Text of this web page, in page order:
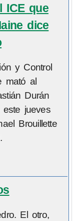
ICE que
dice
y Control
mató al
Durán
este jueves
Brouillette
El otro,